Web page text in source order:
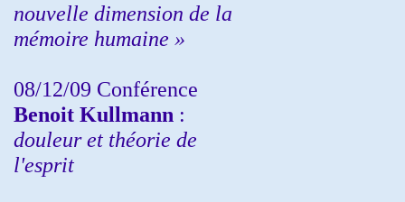
nouvelle dimension de la
mémoire humaine »
08/12/09 Conférence
Benoit Kullmann :
douleur et théorie de
l'esprit